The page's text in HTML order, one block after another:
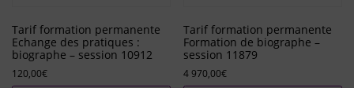
Tarif formation permanente
Echange des pratiques :
biographe – session 10912
120,00€
Tarif formation permanente
Formation de biographe –
session 11879
4 970,00€